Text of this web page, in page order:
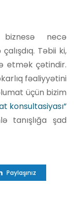
necə
Təbii ki,
etmək çətindir.
fəaliyyətini
üçün bizim
konsultasiyası”
tanışlığa şad
Paylaşınız